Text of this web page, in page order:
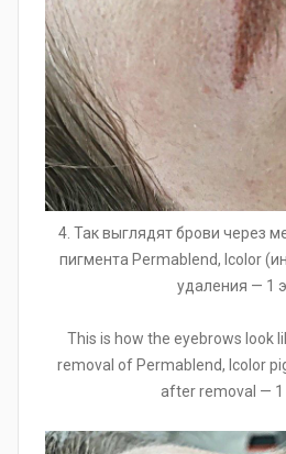
4. Так выглядят брови через
пигмента Permablend, Icolor
удаления — 1
This is how the eyebrows look
removal of Permablend, Icolor
after removal — 1